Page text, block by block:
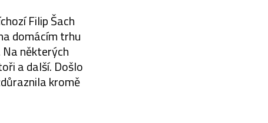
Filip Šach
domácím trhu
některých
a další. Došlo
kromě